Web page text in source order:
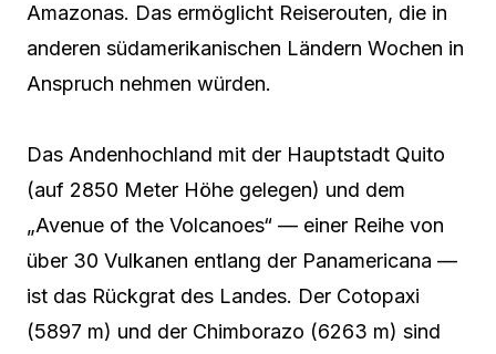
Amazonas. Das ermöglicht Reiserouten, die in
anderen südamerikanischen Ländern Wochen in
Anspruch nehmen würden.
Das Andenhochland mit der Hauptstadt Quito
(auf 2850 Meter Höhe gelegen) und dem
„Avenue of the Volcanoes“ — einer Reihe von
über 30 Vulkanen entlang der Panamericana —
ist das Rückgrat des Landes. Der Cotopaxi
(5897 m) und der Chimborazo (6263 m) sind